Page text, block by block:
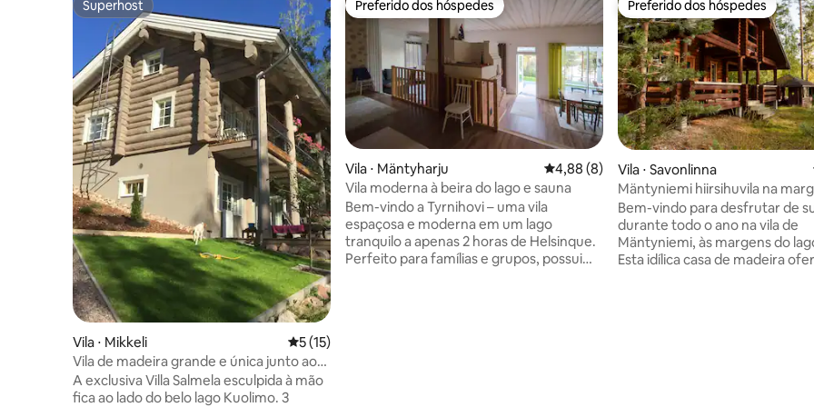
Superhost
Superhost
Vila ⋅ Mikkeli 5 de uma avaliação média de 5, 15 avaliações
5 (15)
Vila de madeira grande e única junto ao
lago Kuolimo
A exclusiva Villa Salmela esculpida à mão
fica ao lado do belo lago Kuolimo. 3
Preferido dos hóspedes
Preferido dos hóspedes
Vila ⋅ Mäntyharju 4,88 de uma avaliação média de 5, 8
4,88 (8)
Vila moderna à beira do lago e sauna
Bem-vindo a Tyrnihovi – uma vila
espaçosa e moderna em um lago
tranquilo a apenas 2 horas de Helsinque.
Perfeito para famílias e grupos, possui
Preferido dos hóspedes
Preferido dos hóspedes
Vila ⋅ Savonlinna
Mäntyniemi hiirsihuvila na
lago Saimaa
Bem-vindo para desfrutar de
durante todo o ano na vila de
Mäntyniemi, às margens do
Esta idílica casa de madeira